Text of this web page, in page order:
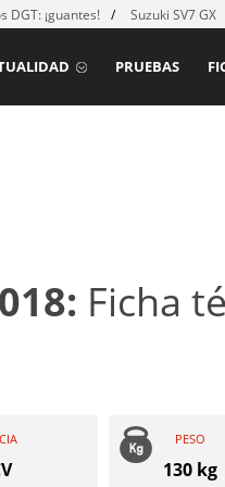
DGT: ¡guantes! Suzuki SV7 GX
PRUEBAS
Ficha
PESO
130 kg